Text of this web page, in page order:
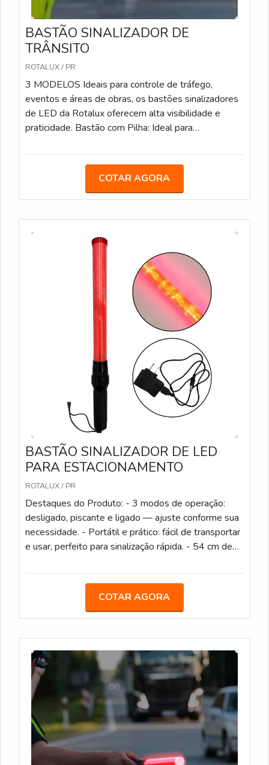
BASTÃO SINALIZADOR DE
TRÂNSITO
ROTALUX / PR
3 MODELOS Ideais para controle de tráfego,
eventos e áreas de obras, os bastões sinalizadores
de LED da Rotalux oferecem alta visibilidade e
praticidade. Bastão com Pilha: Ideal para
alimentação por pilha. Bastão Recarregável: Com
sustentável para áreas de obras e controle de
tráfego. Bastão com Lanterna: Com LED integrado e
baixa visibilidade.
COTAR AGORA
BASTÃO SINALIZADOR DE LED
PARA ESTACIONAMENTO
ROTALUX / PR
Destaques do Produto: - 3 modos de operação:
desligado, piscante e ligado — ajuste conforme sua
necessidade. - Portátil e prático: fácil de transportar
e usar, perfeito para sinalização rápida. - 54 cm de
garantindo máxima visibilidade. - Funciona a pilha ou
movimento. Garanta sua segurança e visibilidade
com o Bastão de Sinalização a Pilha de 54 cm. Este
controle de trânsito, sinalização de obras, eventos,
emergências, segurança noturna e atividades ao ar
livre. Com três modos de uso — desligado, piscante
e ligado —, você pode adaptá-lo conforme suas
necessidades, aumentando a visibilidade e
chamando a atenção de maneira eficiente. O bastão
é leve e fácil de manusear, tornando-se um item
essencial para profissionais que precisam de um
COTAR AGORA